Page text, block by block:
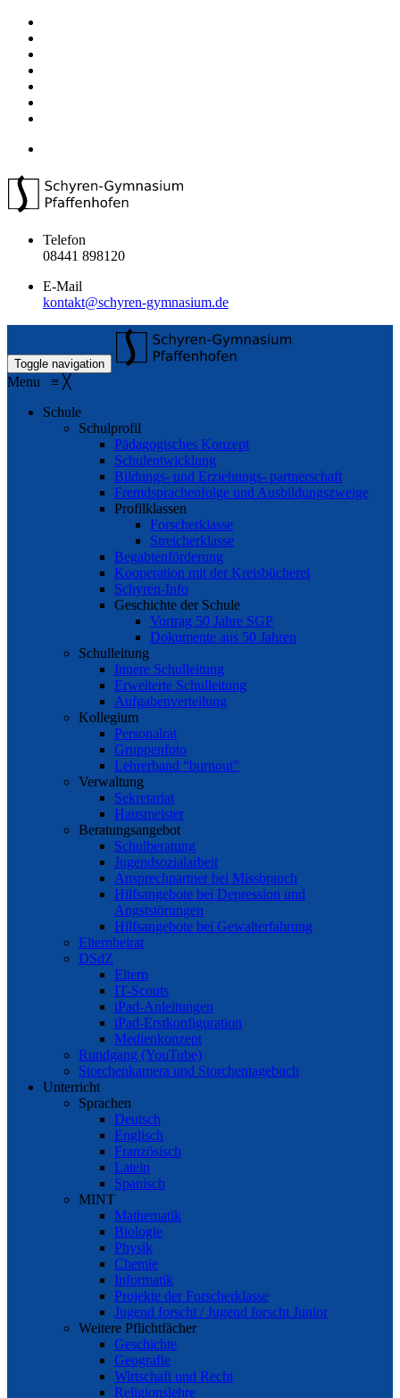
Telefon
08441 898120
E-Mail
kontakt@schyren-gymnasium.de
Toggle navigation
Menu ≡ ╳
Schule
Schulprofil
Pädagogisches Konzept
Schulentwicklung
Bildungs- und Erziehungs- partnerschaft
Fremdsprachenfolge und Ausbildungszweige
Profilklassen
Forscherklasse
Streicherklasse
Begabtenförderung
Kooperation mit der Kreisbücherei
Schyren-Info
Geschichte der Schule
Vortrag 50 Jahre SGP
Dokumente aus 50 Jahren
Schulleitung
Innere Schulleitung
Erweiterte Schulleitung
Aufgabenverteilung
Kollegium
Personalrat
Gruppenfoto
Lehrerband “burnout”
Verwaltung
Sekretariat
Hausmeister
Beratungsangebot
Schulberatung
Jugendsozialarbeit
Ansprechpartner bei Missbrauch
Hilfsangebote bei Depression und
Angststörungen
Hilfsangebote bei Gewalterfahrung
Elternbeirat
DSdZ
Eltern
IT-Scouts
iPad-Anleitungen
iPad-Erstkonfiguration
Medienkonzept
Rundgang (YouTube)
Storchenkamera und Storchentagebuch
Unterricht
Sprachen
Deutsch
Englisch
Französisch
Latein
Spanisch
MINT
Mathematik
Biologie
Physik
Chemie
Informatik
Projekte der Forscherklasse
Jugend forscht / Jugend forscht Junior
Weitere Pflichtfächer
Geschichte
Geografie
Wirtschaft und Recht
Religionslehre